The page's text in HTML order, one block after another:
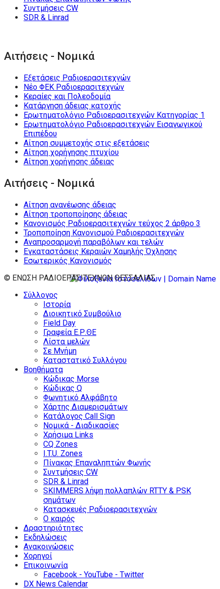
Συντμήσεις CW
SDR & Linrad
Αιτήσεις - Νομικά
Εξετάσεις Ραδιοερασιτεχνών
Νέο ΦΕΚ Ραδιοερασιτεχνών
Κεραίες και Πολεοδομία
Κατάργηση άδειας κατοχής
Ερωτηματολόγιο Ραδιοερασιτεχνών Κατηγορίας 1
Ερωτηματολόγιο Ραδιοερασιτεχνών Εισαγωγικού
Επιπέδου
Αίτηση συμμετοχής στις εξετάσεις
Αίτηση χορήγησης πτυχίου
Αίτηση χορήγησης άδειας
Αιτήσεις - Νομικά
Αίτηση ανανέωσης άδειας
Αίτηση τροποποίησης άδειας
Κανονισμός Ραδιοερασιτεχνών τεύχος 2 άρθρο 3
Τροποποίηση Κανονισμού Ραδιοερασιτεχνών
Αναπροσαρμογή παραβόλων και τελών
Εγκαταστάσεις Κεραιών Χαμηλής Όχλησης
Εσωτερικός Κανονισμός
© ΕΝΩΣΗ ΡΑΔΙΟΕΡΑΣΙΤΕΧΝΩΝ ΘΕΣΣΑΛΙΑΣ
Σύλλογος
Ιστορία
Διοικητικό Συμβούλιο
Field Day
Γραφεία Ε.Ρ.ΘΕ
Λίστα μελών
Σε Μνήμη
Καταστατικό Συλλόγου
Βοηθήματα
Κώδικας Morse
Κώδικας Q
Φωνητικό Αλφάβητο
Χάρτης Διαμερισμάτων
Κατάλογος Call Sign
Νομικά - Διαδικασίες
Χρήσιμα Links
CQ Zones
I.T.U. Zones
Πίνακας Επαναληπτών Φωνής
Συντμήσεις CW
SDR & Linrad
SKIMMERS λήψη πολλαπλών RTTY & PSK
σημάτων
Κατασκευές Ραδιοερασιτεχνών
Ο καιρός
Δραστηριότητες
Εκδηλώσεις
Ανακοινώσεις
Χορηγοί
Επικοινωνία
Facebook - YouTube - Twitter
DX News Calendar